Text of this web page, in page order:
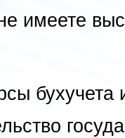
имеете